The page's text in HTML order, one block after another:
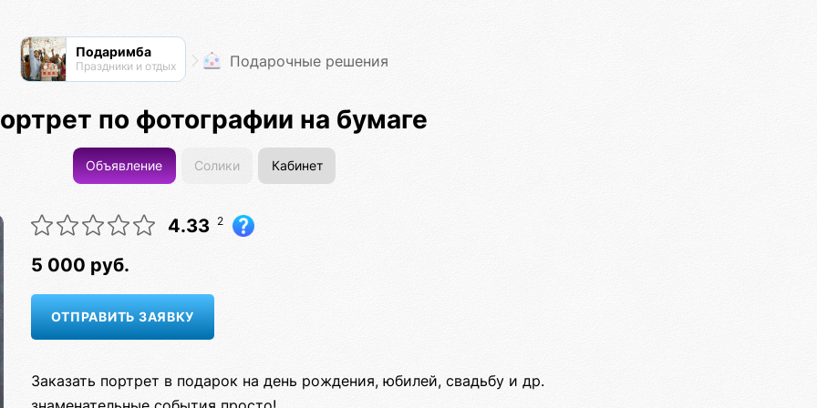
Подаримба
Праздники и отдых Подарочные решения
по фотографии на бумаге
Объявление Солики Кабинет
4.33 2
5 000 руб.
Заказать портрет в подарок на день рождения, юбилей, свадьбу и др.